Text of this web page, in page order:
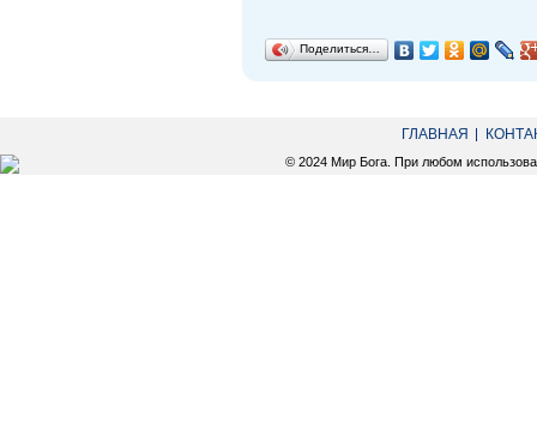
Поделиться…
ГЛАВНАЯ
© 2024 Мир Бога. При любом